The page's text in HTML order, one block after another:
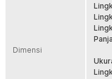
yang dapat membuat
Memiliki ukuran beragam
sesuai dengan ukuran
pengukuran manual
cm. Bagian belakang
Dimensi